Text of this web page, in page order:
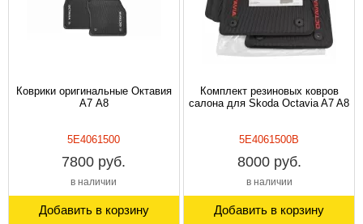
Коврики оригинальные Октавия
A7 А8
5E4061500
7800 руб.
в наличии
Добавить в корзину
Комплект резиновых ковров
салона для Skoda Octavia A7 A8
5E4061500B
8000 руб.
в наличии
Добавить в корзину